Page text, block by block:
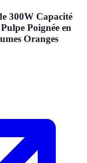
300W Capacité
Poignée en
Oranges